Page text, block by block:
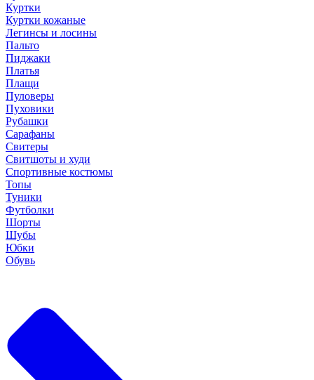
Куртки
Куртки кожаные
Легинсы и лосины
Пальто
Пиджаки
Платья
Плащи
Пуловеры
Пуховики
Рубашки
Сарафаны
Свитеры
Свитшоты и худи
Спортивные костюмы
Топы
Туники
Футболки
Шорты
Шубы
Юбки
Обувь